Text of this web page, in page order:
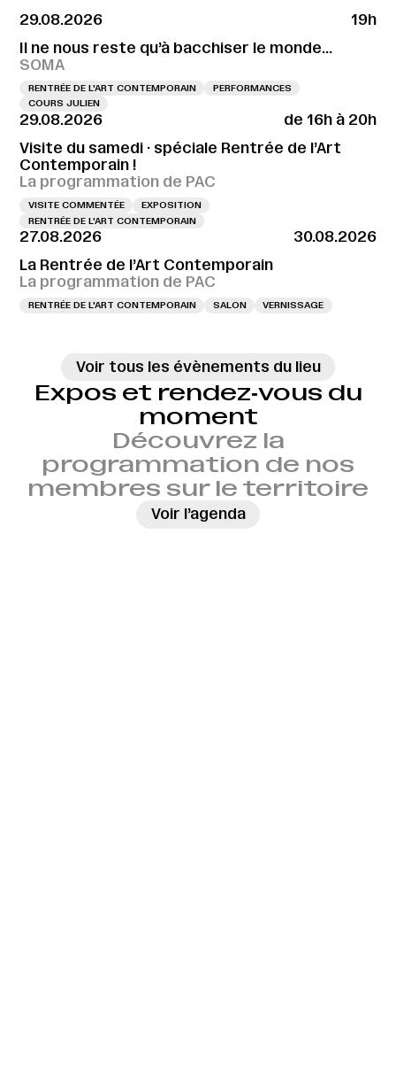
29.08.2026
19h
Il ne nous reste qu’à bacchiser le monde…
SOMA
RENTRÉE DE L'ART CONTEMPORAIN
PERFORMANCES
COURS JULIEN
29.08.2026
de 16h à 20h
Visite du samedi · spéciale Rentrée de l’Art
Contemporain !
La programmation de PAC
VISITE COMMENTÉE
EXPOSITION
RENTRÉE DE L'ART CONTEMPORAIN
27.08.2026
30.08.2026
La Rentrée de l’Art Contemporain
La programmation de PAC
RENTRÉE DE L'ART CONTEMPORAIN SALON VERNISSAGE
Voir tous les évènements du lieu
Expos et rendez‑vous du
moment
Découvrez la
programmation de nos
membres sur le territoire
Voir l’agenda